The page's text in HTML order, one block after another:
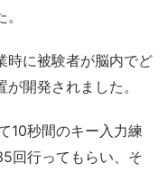
時に被験者が脳内でど
開発されました。
10秒間のキー入力練
回行ってもらい、そ